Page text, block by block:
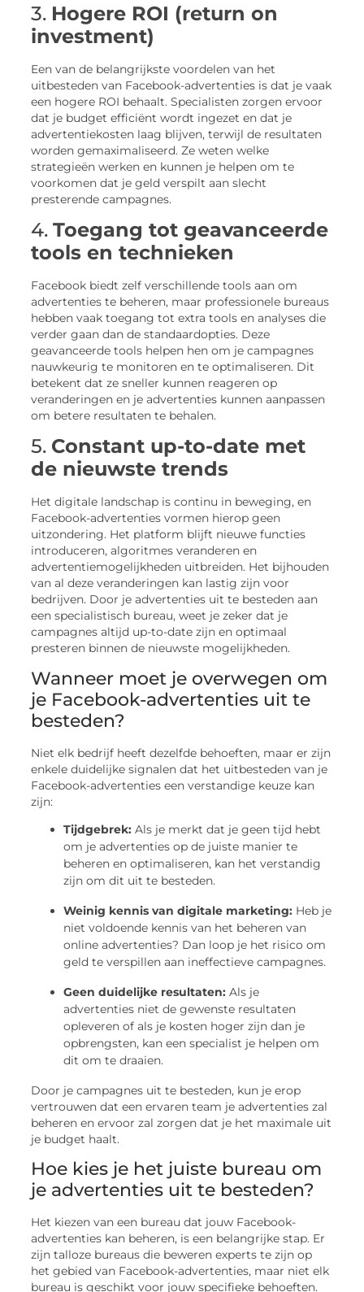
3. Hogere ROI (return on
investment)
Een van de belangrijkste voordelen van het
uitbesteden van Facebook-advertenties is dat je vaak
een hogere ROI behaalt. Specialisten zorgen ervoor
dat je budget efficiënt wordt ingezet en dat je
advertentiekosten laag blijven, terwijl de resultaten
worden gemaximaliseerd. Ze weten welke
strategieën werken en kunnen je helpen om te
voorkomen dat je geld verspilt aan slecht
presterende campagnes.
4.Toegang tot geavanceerde
tools en technieken
Facebook biedt zelf verschillende tools aan om
advertenties te beheren, maar professionele bureaus
hebben vaak toegang tot extra tools en analyses die
verder gaan dan de standaardopties. Deze
geavanceerde tools helpen hen om je campagnes
nauwkeurig te monitoren en te optimaliseren. Dit
betekent dat ze sneller kunnen reageren op
veranderingen en je advertenties kunnen aanpassen
om betere resultaten te behalen.
5. Constant up-to-date met
de nieuwste trends
Het digitale landschap is continu in beweging, en
Facebook-advertenties vormen hierop geen
uitzondering. Het platform blijft nieuwe functies
introduceren, algoritmes veranderen en
advertentiemogelijkheden uitbreiden. Het bijhouden
van al deze veranderingen kan lastig zijn voor
bedrijven. Door je advertenties uit te besteden aan
een specialistisch bureau, weet je zeker dat je
campagnes altijd up-to-date zijn en optimaal
presteren binnen de nieuwste mogelijkheden.
Wanneer moet je overwegen om
je Facebook-advertenties uit te
besteden?
Niet elk bedrijf heeft dezelfde behoeften, maar er zijn
enkele duidelijke signalen dat het uitbesteden van je
Facebook-advertenties een verstandige keuze kan
zijn:
Tijdgebrek: Als je merkt dat je geen tijd hebt
om je advertenties op de juiste manier te
beheren en optimaliseren, kan het verstandig
zijn om dit uit te besteden.
Weinig kennis van digitale marketing: Heb je
niet voldoende kennis van het beheren van
online advertenties? Dan loop je het risico om
geld te verspillen aan ineffectieve campagnes.
Geen duidelijke resultaten: Als je
advertenties niet de gewenste resultaten
opleveren of als je kosten hoger zijn dan je
opbrengsten, kan een specialist je helpen om
dit om te draaien.
Door je campagnes uit te besteden, kun je erop
vertrouwen dat een ervaren team je advertenties zal
beheren en ervoor zal zorgen dat je het maximale uit
je budget haalt.
Hoe kies je het juiste bureau om
je advertenties uit te besteden?
Het kiezen van een bureau dat jouw Facebook-
advertenties kan beheren, is een belangrijke stap. Er
zijn talloze bureaus die beweren experts te zijn op
het gebied van Facebook-advertenties, maar niet elk
bureau is geschikt voor jouw specifieke behoeften.